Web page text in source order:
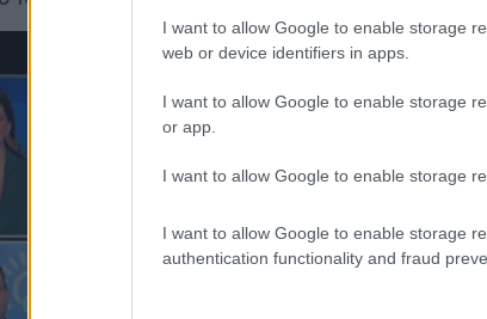
I want to allow Google to enable storage
web or device identifiers in apps.
I want to allow Google to enable storage
or app.
I want to allow Google to enable storage
I want to allow Google to enable storage
authentication functionality and fraud